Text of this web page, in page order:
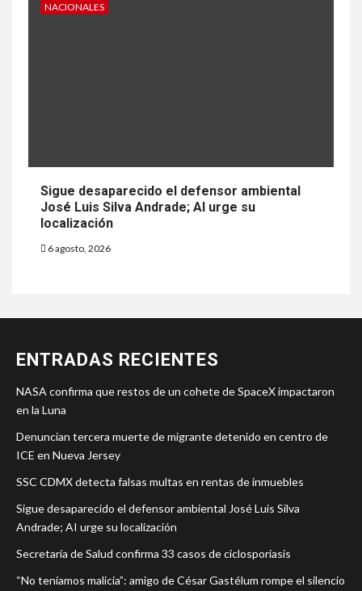
NACIONALES
Sigue desaparecido el defensor ambiental
José Luis Silva Andrade; AI urge su
localización
6 agosto, 2026
ENTRADAS RECIENTES
NASA confirma que restos de un cohete de SpaceX impactaron
en la Luna
Denuncian tercera muerte de migrante detenido en centro de
ICE en Nueva Jersey
SSC CDMX detecta falsas multas en rentas de inmuebles
Sigue desaparecido el defensor ambiental José Luis Silva
Andrade; AI urge su localización
Secretaría de Salud confirma 33 casos de ciclosporiasis
“No teníamos malicia”: amigo de César Gastélum rompe el silencio